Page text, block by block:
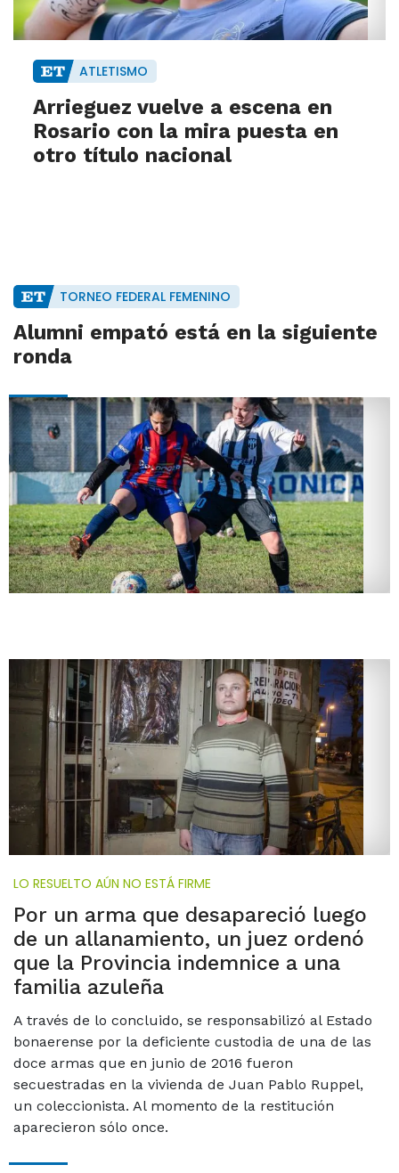
ATLETISMO
Arrieguez vuelve a escena en
Rosario con la mira puesta en
otro título nacional
TORNEO FEDERAL FEMENINO
Alumni empató está en la siguiente
ronda
LO RESUELTO AÚN NO ESTÁ FIRME
Por un arma que desapareció luego
de un allanamiento, un juez ordenó
que la Provincia indemnice a una
familia azuleña
A través de lo concluido, se responsabilizó al Estado
bonaerense por la deficiente custodia de una de las
doce armas que en junio de 2016 fueron
secuestradas en la vivienda de Juan Pablo Ruppel,
un coleccionista. Al momento de la restitución
aparecieron sólo once.